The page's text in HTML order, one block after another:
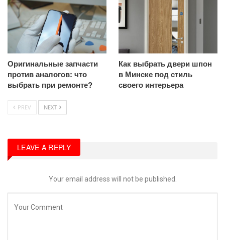
Оригинальные запчасти
против аналогов: что
выбрать при ремонте?
Как выбрать двери шпон
в Минске под стиль
своего интерьера
PREV NEXT
LEAVE A REPLY
Your email address will not be published.